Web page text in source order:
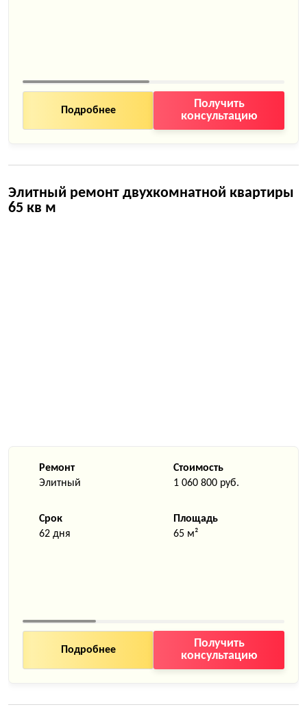
Подробнее
Получить
консультацию
Элитный ремонт двухкомнатной квартиры
65 кв м
Ремонт
Элитный
Стоимость
1 060 800 руб.
Срок
62 дня
Площадь
65 м²
Подробнее
Получить
консультацию